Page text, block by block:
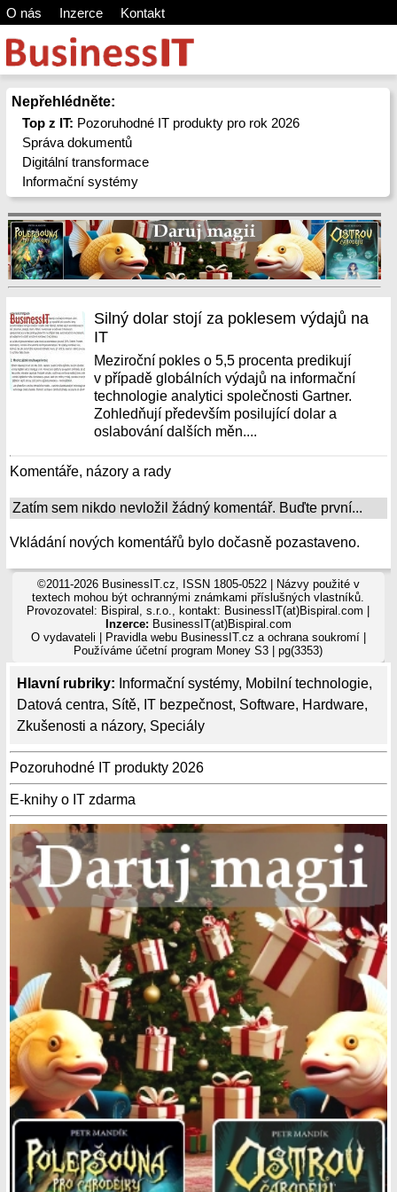
O nás Inzerce Kontakt
Nepřehlédněte:
Top z IT: Pozoruhodné IT produkty pro rok 2026
Správa dokumentů
Digitální transformace
Informační systémy
Hlavní rubriky: Informační systémy, Mobilní technologie,
Datová centra, Sítě, IT bezpečnost, Software, Hardware,
Zkušenosti a názory, Speciály
Pozoruhodné IT produkty 2026
E-knihy o IT zdarma
Silný dolar stojí za poklesem výdajů na
IT
Meziroční pokles o 5,5 procenta predikují
v případě globálních výdajů na informační
technologie analytici společnosti Gartner.
Zohledňují především posilující dolar a
oslabování dalších měn....
Komentáře, názory a rady
Zatím sem nikdo nevložil žádný komentář. Buďte první...
Vkládání nových komentářů bylo dočasně pozastaveno.
©2011-2026 BusinessIT.cz, ISSN 1805-0522 | Názvy použité v
textech mohou být ochrannými známkami příslušných vlastníků.
Provozovatel: Bispiral, s.r.o., kontakt: BusinessIT(at)Bispiral.com |
Inzerce: BusinessIT(at)Bispiral.com
O vydavateli
Pravidla webu BusinessIT.cz a ochrana soukromí|
Používámeúčetní program Money S3 | pg(3353)